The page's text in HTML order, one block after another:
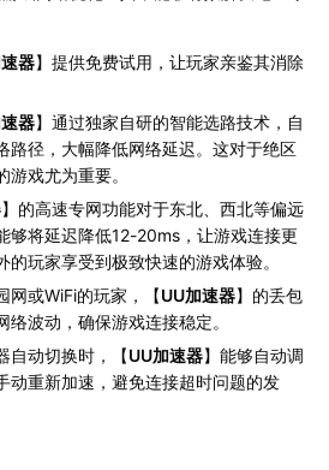
器】提供免费试用，让玩家亲鉴其消除
器】通过独家自研的智能选路技术，自
路径，大幅降低网络延迟。这对于绝区
戏尤为重要。
】的高速专网功能对于东北、西北等偏远
够将延迟降低12-20ms，让游戏连接更
玩家享受到极致快速的游戏体验。
网或WiFi的玩家，【UU加速器】的丢包
波动，确保游戏连接稳定。
自动切换时，【UU加速器】能够自动调
动重新加速，避免连接超时问题的发